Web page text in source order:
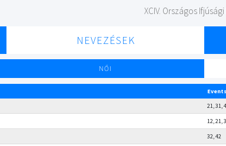
XCIV. Országos
NEVEZÉSEK
NŐI
Events
21, 31,
12, 21,
32, 42